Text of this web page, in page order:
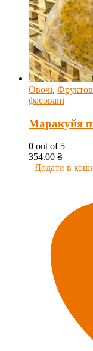
Овочі,
фасовані
Маракуйя
0 out of 5
354.00 ₴
Додати в